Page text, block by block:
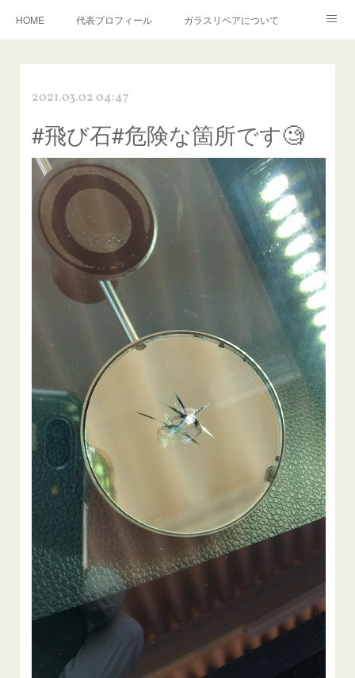
HOME 代表プロフィール ガラスリペアについて
飛び石施工料金について ガラスキズ取り/研磨・磨き・鱗取り
当店へのアクセス 建築ガラスキズ取り・研磨・磨き
【プロ使用】フッ素系ガラストリートメント『アクアペル』
当店の良心的価格の理由について
欧州車モールの白サビやシミを落とす！
instagram記事 ガラスリペア施工価格
飛び石ひび割れでヒビ先が伸びた場合は？
2021.03.02 04:47
#飛び石#危険な箇所です🧐